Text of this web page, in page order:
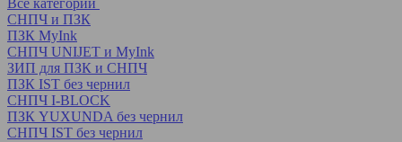
Все категории
СНПЧ и ПЗК
ПЗК MyInk
СНПЧ UNIJET и MyInk
ЗИП для ПЗК и СНПЧ
ПЗК IST без чернил
СНПЧ I-BLOCK
ПЗК YUXUNDA без чернил
СНПЧ IST без чернил